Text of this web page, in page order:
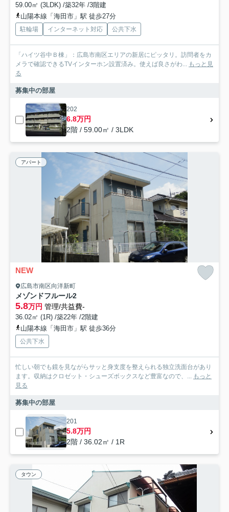
59.00㎡ (3LDK) /築32年 /3階建
山陽本線「海田市」駅 徒歩27分
駐輪場 インターネット対応 公共下水
「ハイツ谷中Ｂ棟」：広島市南区エリアの新居にピッタリ。訪問者をカ
メラで確認できるTVインターホン設置済み。使えば良さがわ... もっと見
る
募集中の部屋
202
6.8万円
2階 / 59.00㎡ / 3LDK
アパート
NEW
広島市南区向洋新町
メゾンドフルール2
5.8万円 管理/共益費-
36.02㎡ (1R) /築22年 /2階建
山陽本線「海田市」駅 徒歩36分
公共下水
忙しい朝でも鏡を見ながらサッと身支度を整えられる独立洗面台があり
ます。収納はクロゼット・シューズボックスなど豊富なので、... もっと
見る
募集中の部屋
201
5.8万円
2階 / 36.02㎡ / 1R
タウン